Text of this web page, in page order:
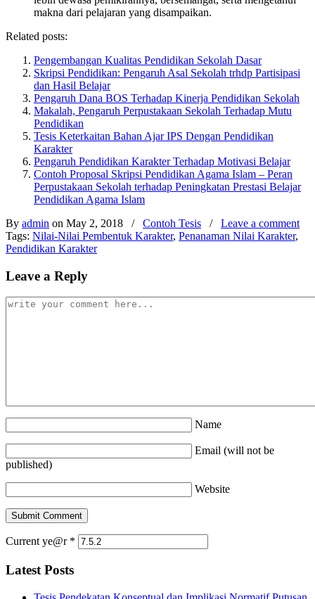
makna dari pelajaran yang disampaikan.
Related posts:
Pengembangan Kualitas Pendidikan Sekolah Dasar
Skripsi Pendidikan: Pengaruh Asal Sekolah trhdp Partisipasi
dan Hasil Belajar
Pengaruh Dana BOS Terhadap Kinerja Pendidikan Sekolah
Makalah, Pengaruh Perpustakaan Sekolah Terhadap Mutu
Pendidikan
Tesis Keterkaitan Bahan Ajar IPS Dengan Pendidikan
Karakter
Pengaruh Pendidikan Karakter Terhadap Motivasi Belajar
Contoh Proposal Skripsi Pendidikan Agama Islam – Peran
Perpustakaan Sekolah terhadap Peningkatan Prestasi Belajar
Pendidikan Agama Islam
By admin on May 2, 2018 / Contoh Tesis / Leave a comment
Tags: Nilai-Nilai Pembentuk Karakter, Penanaman Nilai Karakter,
Pendidikan Karakter
Leave a Reply
Name
Email (will not be
published)
Website
Current ye@r *
Latest Posts